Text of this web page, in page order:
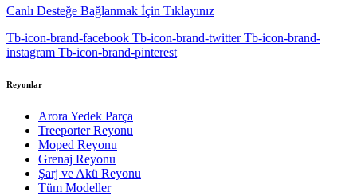
Canlı Desteğe Bağlanmak İçin Tıklayınız
Tb-icon-brand-facebook Tb-icon-brand-twitter Tb-icon-brand-
instagram Tb-icon-brand-pinterest
Reyonlar
Arora Yedek Parça
Treeporter Reyonu
Moped Reyonu
Grenaj Reyonu
Şarj ve Akü Reyonu
Tüm Modeller